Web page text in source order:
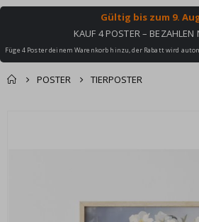
Gültig bis zum 9.
KAUF 4 POSTER – BEZAHLEN
Füge 4 Poster deinem Warenkorb hinzu, der Rabatt wird
POSTER TIERPOSTER